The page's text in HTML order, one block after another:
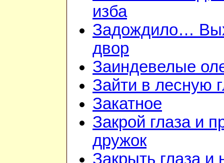
изба
Задождило…
двор
Заиндевелые
Зайти в лесную
Закатное
Закрой глаза и
дружок
Закрыть глаза и